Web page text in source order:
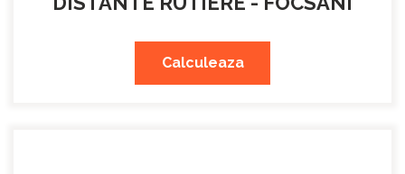
Calculeaza